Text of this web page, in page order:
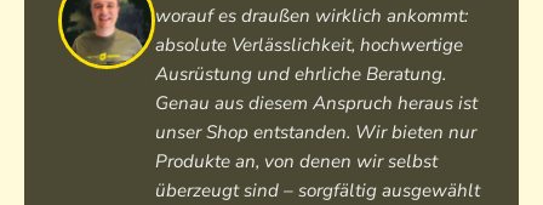
worauf es draußen wirklich ankommt:
absolute Verlässlichkeit, hochwertige
Ausrüstung und ehrliche Beratung.
Genau aus diesem Anspruch heraus ist
unser Shop entstanden. Wir bieten nur
Produkte an, von denen wir selbst
überzeugt sind – sorgfältig ausgewählt